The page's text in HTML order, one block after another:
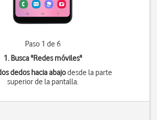
Paso 1 de 6
1. Busca "Redes móviles"
dedos hacia abajodesde la parte
superior de la pantalla.